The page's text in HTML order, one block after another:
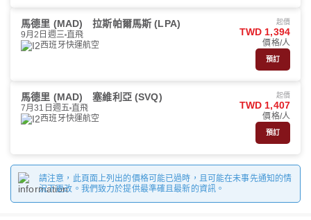
馬德里 (MAD) 拉斯帕爾馬斯 (LPA)
9月2日週三 直飛
西班牙快運航空
起價
TWD 1,394
價格/人
預訂
馬德里 (MAD) 塞維利亞 (SVQ)
7月31日週五 直飛
西班牙快運航空
起價
TWD 1,407
價格/人
預訂
請注意，此頁面上列出的價格可能已過時，且可能在未事先通知的情
況下更改。我們致力於提供最準確且最新的資訊。